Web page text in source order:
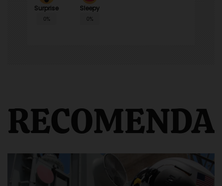
Surprise
0%
Sleepy
0%